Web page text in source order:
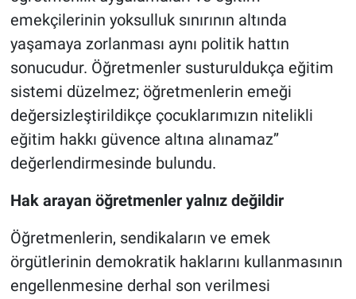
emekçilerinin yoksulluk sınırının altında
yaşamaya zorlanması aynı politik hattın
sonucudur. Öğretmenler susturuldukça eğitim
sistemi düzelmez; öğretmenlerin emeği
değersizleştirildikçe çocuklarımızın nitelikli
eğitim hakkı güvence altına alınamaz’’
değerlendirmesinde bulundu.
Hak arayan öğretmenler yalnız değildir
Öğretmenlerin, sendikaların ve emek
örgütlerinin demokratik haklarını kullanmasının
engellenmesine derhal son verilmesi